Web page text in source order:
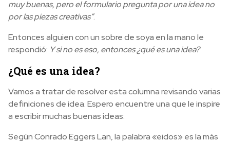
muy buenas, pero el formulario pregunta por una idea no
por las piezas creativas”.
Entonces alguien con un sobre de soya en la mano le
respondió: Y si no es eso, entonces ¿qué es una idea?
¿Qué es una idea?
Vamos a tratar de resolver esta columna revisando varias
definiciones de idea. Espero encuentre una que le inspire
a escribir muchas buenas ideas:
Según Conrado Eggers Lan, la palabra «eidos» es la más